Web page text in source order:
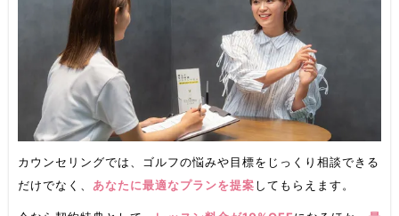
カウンセリングでは、ゴルフの悩みや目標をじっくり相談できる
だけでなく、 あなたに最適なプランを提案してもらえます。